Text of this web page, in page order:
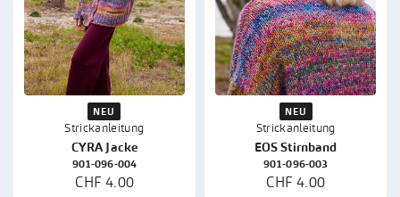
NEU
Strickanleitung
CYRA Jacke
901-096-004
CHF 4.00
NEU
Strickanleitung
EOS Stirnband
901-096-003
CHF 4.00